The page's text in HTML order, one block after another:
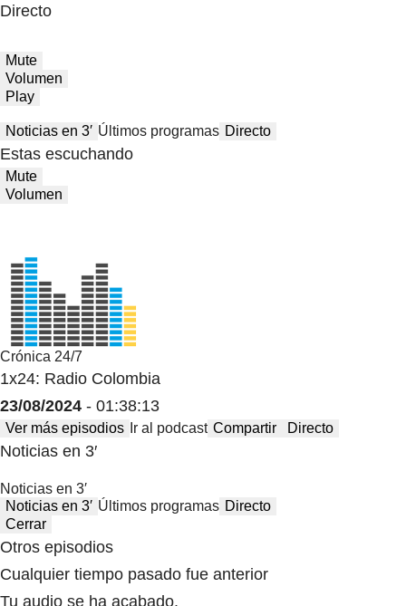
Directo
Mute
Volumen
Play
Noticias en 3′ Últimos programas Directo
Estas escuchando
Mute
Volumen
Crónica 24/7
1x24: Radio Colombia
23/08/2024 - 01:38:13
Ver más episodios Ir al podcast Compartir Directo
Noticias en 3′
Noticias en 3′
Noticias en 3′ Últimos programas Directo
Cerrar
Otros episodios
Cualquier tiempo pasado fue anterior
Tu audio se ha acabado.